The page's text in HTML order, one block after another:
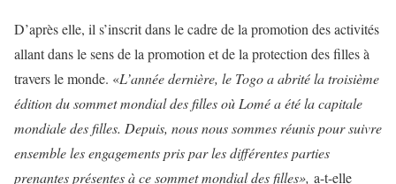
D’après elle, il s’inscrit dans le cadre de la promotion des activités
allant dans le sens de la promotion et de la protection des filles à
travers le monde. «L’année dernière, le Togo a abrité la troisième
édition du sommet mondial des filles où Lomé a été la capitale
mondiale des filles. Depuis, nous nous sommes réunis pour suivre
ensemble les engagements pris par les différentes parties
prenantes présentes à ce sommet mondial des filles», a-t-elle